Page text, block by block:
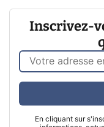
Inscrivez-
En cliquant sur